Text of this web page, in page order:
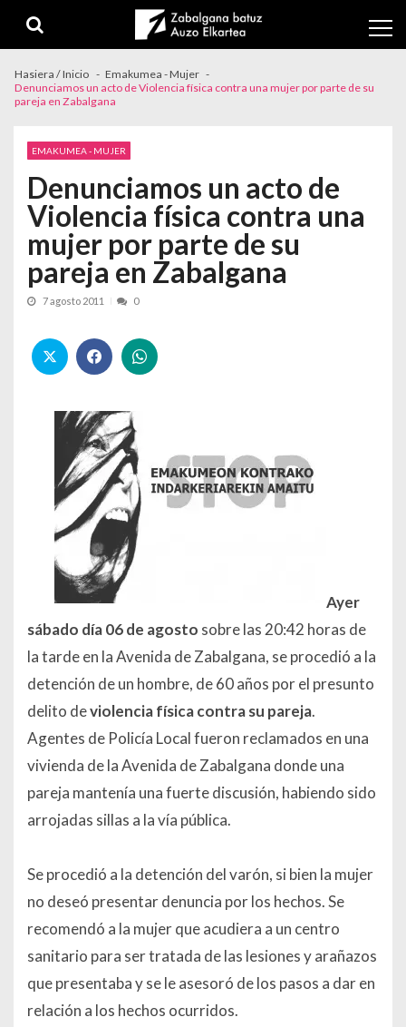
Hasiera / Inicio
Emakumea - Mujer
Denunciamos un acto de Violencia física contra una mujer por parte de su
pareja en Zabalgana
EMAKUMEA - MUJER
Denunciamos un acto de
Violencia física contra una
mujer por parte de su
pareja en Zabalgana
7 agosto 2011 0
Ayer
sábado día 06 de agosto sobre las 20:42 horas de
la tarde en la Avenida de Zabalgana, se procedió a la
detención de un hombre, de 60 años por el presunto
delito deviolencia física contra su pareja.
Agentes de Policía Local fueron reclamados en una
vivienda de la Avenida de Zabalgana donde una
pareja mantenía una fuerte discusión, habiendo sido
arrojadas sillas a la vía pública.
Se procedió a la detención del varón, si bien la mujer
no deseó presentar denuncia por los hechos. Se
recomendó a la mujer que acudiera a un centro
sanitario para ser tratada de las lesiones y arañazos
que presentaba y se le asesoró de los pasos a dar en
relación a los hechos ocurridos.